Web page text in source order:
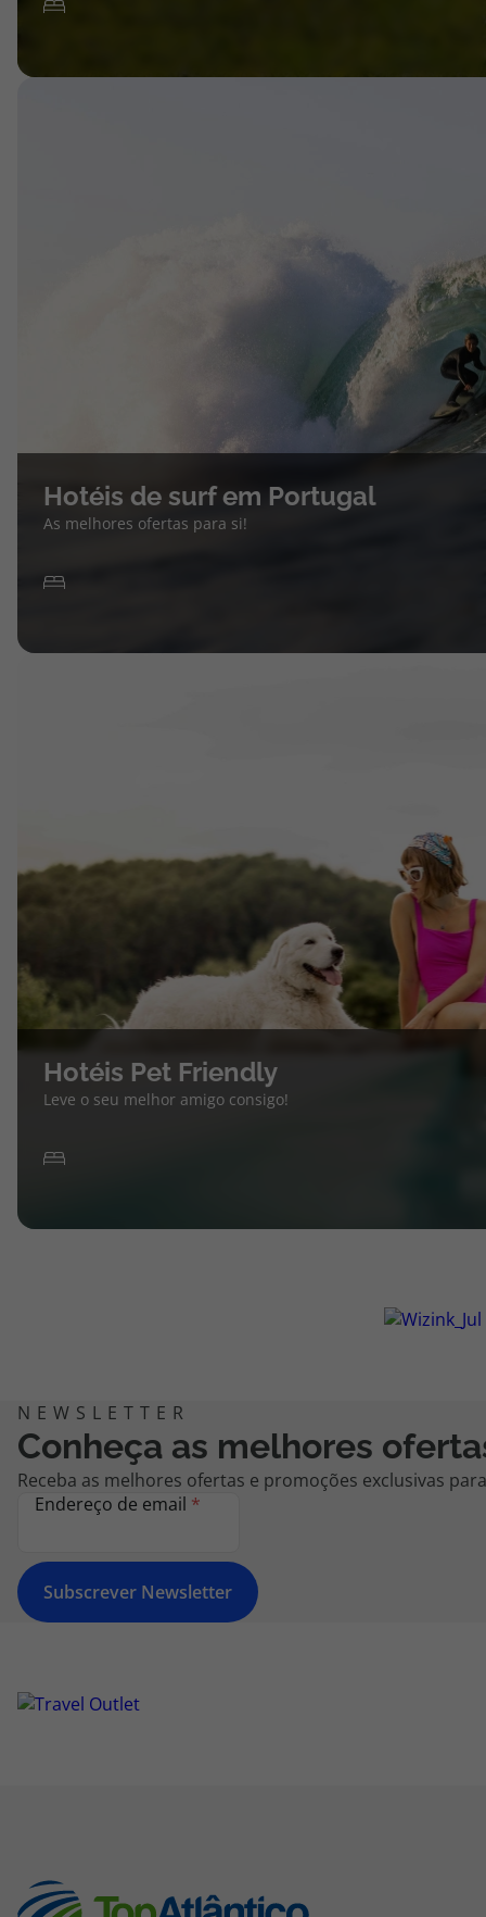
Hotéis de surf em Portugal
As melhores ofertas para si!
Hotéis Pet Friendly
Leve o seu melhor amigo consigo!
Conheça as melhores
Receba as melhores ofertas e promoções exclusivas
Endereço de email *
Subscrever Newsletter